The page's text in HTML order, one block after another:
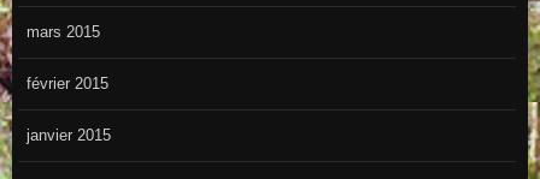
mars 2015
février 2015
janvier 2015